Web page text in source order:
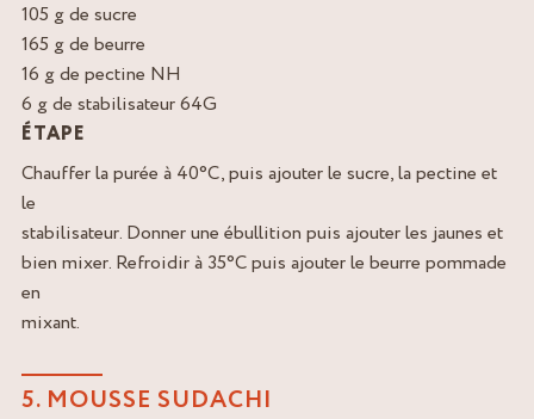
105 g de sucre
165 g de beurre
16 g de pectine NH
6 g de stabilisateur 64G
ÉTAPE
Chauffer la purée à 40°C, puis ajouter le sucre, la pectine et
le
stabilisateur. Donner une ébullition puis ajouter les jaunes et
bien mixer. Refroidir à 35°C puis ajouter le beurre pommade
en
mixant.
5. MOUSSE SUDACHI